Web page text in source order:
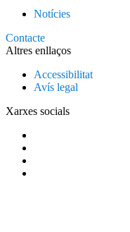
Notícies
Contacte
Altres enllaços
Accessibilitat
Avís legal
Xarxes socials